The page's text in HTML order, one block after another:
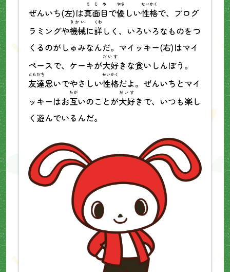
ぜんいち(左)は真面目
まじめ
で優
やさ
しい性格
せいかく
で、プログ
ラミングや機械
きかい
に詳
くわ
しく、いろいろなものをつ
くるのがしゅみなんだ。マイッキー(右)はマイ
ペースで、ケーキが大好
だいす
きな食いしんぼう。
友達
ともだち
思いでやさしい性格
せいかく
だよ。ぜんいちとマイ
ッキーはお互
たが
いのことが大好
だいす
きで、いつも楽し
く遊んでいるんだ。